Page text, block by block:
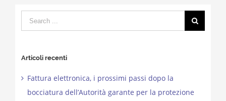
Search
for:
Articoli recenti
Fattura elettronica, i prossimi passi dopo la
bocciatura dell’Autorità garante per la protezione